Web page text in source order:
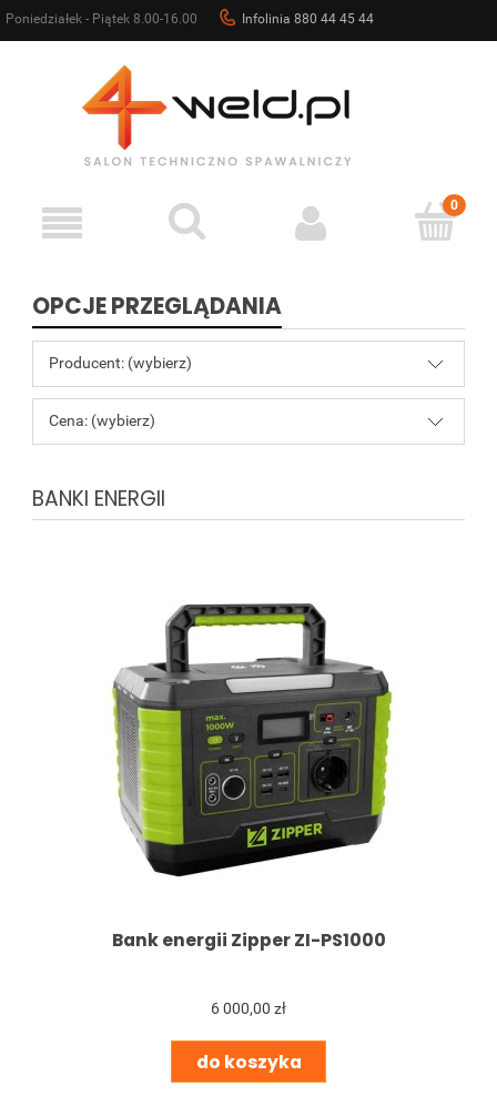
Poniedziałek - Piątek 8.00-16.00 Infolinia 880 44 45 44
OPCJE PRZEGLĄDANIA
Producent: (wybierz)
Cena: (wybierz)
BANKI ENERGII
Bank energii Zipper ZI-PS1000
6 000,00 zł
do koszyka